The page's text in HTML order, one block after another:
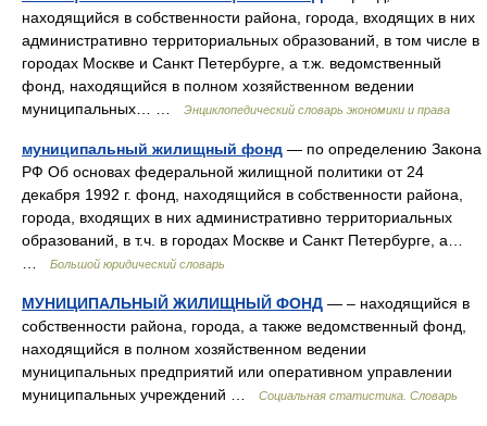
находящийся в собственности района, города, входящих в них
административно территориальных образований, в том числе в
городах Москве и Санкт Петербурге, а т.ж. ведомственный
фонд, находящийся в полном хозяйственном ведении
муниципальных… …
Энциклопедический словарь экономики и права
муниципальный жилищный фонд — по определению Закона
РФ Об основах федеральной жилищной политики от 24
декабря 1992 г. фонд, находящийся в собственности района,
города, входящих в них административно территориальных
образований, в т.ч. в городах Москве и Санкт Петербурге, а…
Большой юридический словарь
МУНИЦИПАЛЬНЫЙ ЖИЛИЩНЫЙ ФОНД — – находящийся в
собственности района, города, а также ведомственный фонд,
находящийся в полном хозяйственном ведении
муниципальных предприятий или оперативном управлении
муниципальных учреждений …
Социальная статистика. Словарь